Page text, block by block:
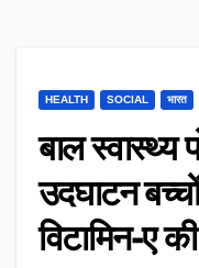
HEALTH SOCIAL भारत
बाल स्वास्थ्य
उदघाटन
विटामिन-ए